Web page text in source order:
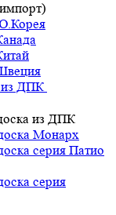
из ДПК
из ДПК
Монарх
серия Патио
серия